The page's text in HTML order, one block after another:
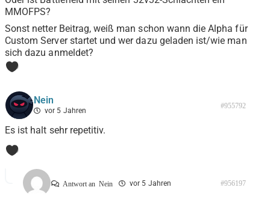
MMOFPS?
Sonst netter Beitrag, weiß man schon wann die Alpha für
Custom Server startet und wer dazu geladen ist/wie man
sich dazu anmeldet?
0
Nein
vor 5 Jahren
#955792
Es ist halt sehr repetitiv.
0
Antwort an Nein vor 5 Jahren #956197